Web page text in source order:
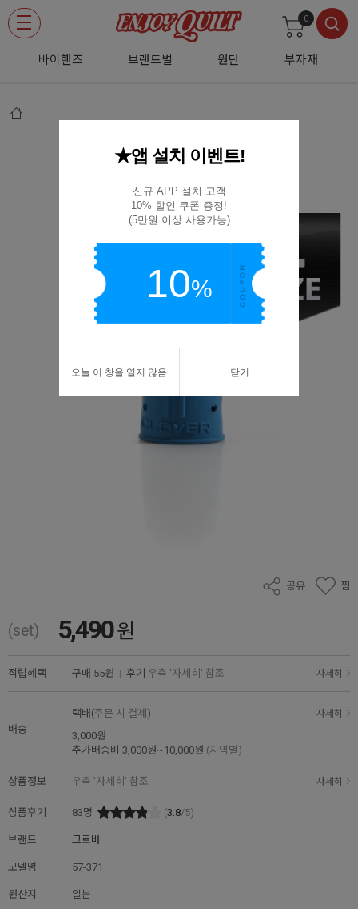
바이핸즈 브랜드별 원단 부자재
0
[크로바] 고무골무-L 57-371
57-371
공유 찜
(set) 5,490원
적립혜택 구매 55원 | 후기 우측 '자세히' 참조 자세히
배송
택배(주문 시 결제 ) 자세히
3,000원
추가배송비 3,000원~10,000원 (지역별)
상품정보 우측 '자세히' 참조 자세히
상품후기 83명 (3.8/5)
브랜드 크로바
모델명 57-371
원산지 일본
★앱 설치 이벤트!
신규 APP 설치 고객
10% 할인 쿠폰 증정!
(5만원 이상 사용가능)
10%
오늘 이 창을 열지 않음 닫기